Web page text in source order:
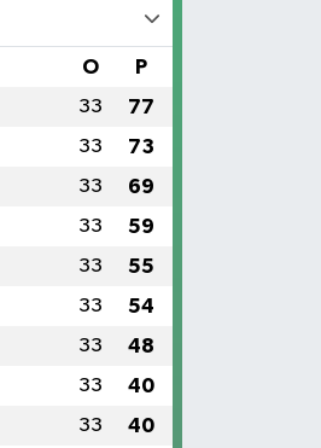
O P
33 77
33 73
33 69
33 59
33 55
33 54
33 48
33 40
33 40